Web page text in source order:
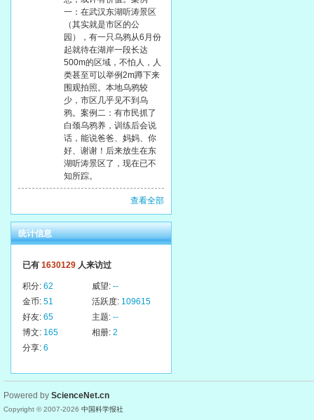
一：在武汉东湖听涛景区
（其实就是市区的公
园），有一只乌鸦从6月份
起就待在湖岸一段长达
500m的区域，不怕人，人
类甚至可以举例2m蹲下来
围观拍照。本地乌鸦较
少，市区几乎见不到乌
鸦。案例二：有市民抓了
白颈乌鸦养，训练后会说
话，能说爸爸、妈妈、你
好、谢谢！后来放生在东
湖听涛景区了，现在已不
知所踪。
查看全部
统计信息
已有 1630129 人来访过
积分: 62 威望: --
金币: 51 活跃度: 109615
好友: 65 主题: --
博文: 165 相册: 2
分享: 6
Powered by ScienceNet.cn
Copyright © 2007-2026 中国科学报社